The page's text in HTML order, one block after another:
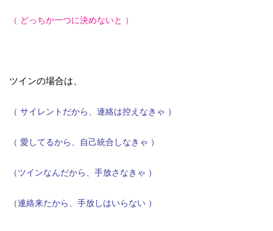
（ どっちか一つに決めないと ）
ツインの場合は、
（ サイレントだから、連絡は控えなきゃ ）
（ 愛してるから、自己統合しなきゃ ）
（ツインなんだから、手放さなきゃ ）
（連絡来たから、手放しはいらない ）